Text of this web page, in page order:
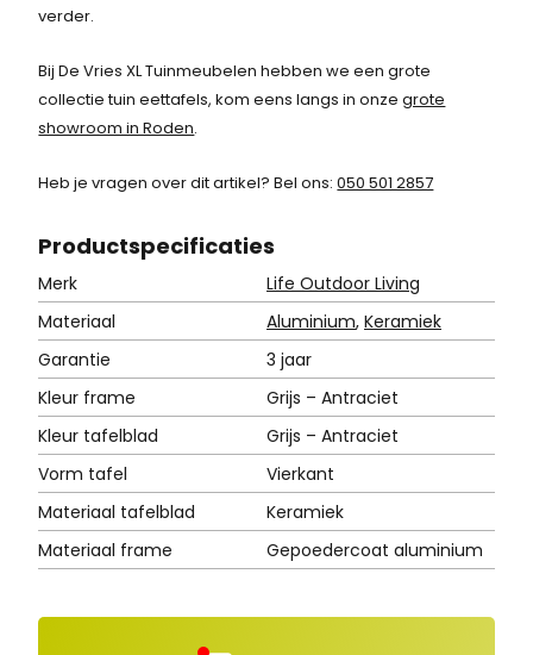
9
,
verder.
Bij De Vries XL Tuinmeubelen hebben we een grote
collectie tuin eettafels, kom eens langs in onzegrote
showroom in Roden.
Heb je vragen over dit artikel? Bel ons:050 501 2857
Productspecificaties
Merk
Life Outdoor Living
Materiaal
Aluminium, Keramiek
Garantie
3 jaar
Kleur frame
Grijs – Antraciet
Kleur tafelblad
Grijs – Antraciet
Vorm tafel
Vierkant
Materiaal tafelblad
Keramiek
Materiaal frame
Gepoedercoat aluminium